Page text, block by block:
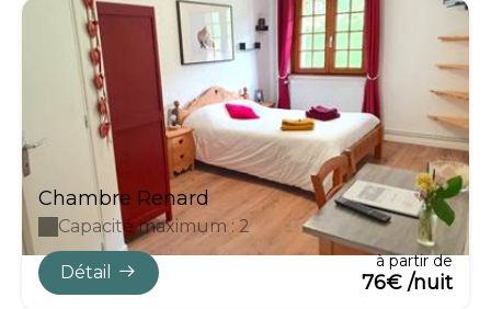
Chambre Renard
Capacité maximum : 2
Détail
à partir de
76€ /nuit